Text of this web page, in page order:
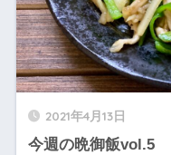
2021年4月13日
今週の晩御飯vol.5